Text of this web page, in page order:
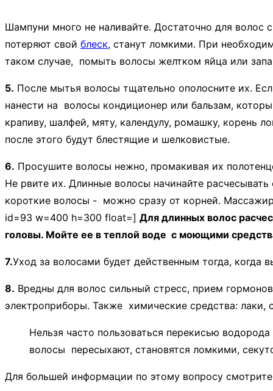
Шампуни много не наливайте. Достаточно для
потеряют свой блеск, станут ломкими. При
таком случае, помыть волосы желтком яйца или
5. После мытья волосы тщательно ополосните их.
нанести на волосы кондиционер или бальзам,
крапиву, шалфей, мяту, календулу, ромашку, корень
после этого будут блестящие и шелковистые.
6. Просушите волосы нежно, промакивая их
Не рвите их. Длинные волосы начинайте
короткие волосы - можно сразу от корней.
id=93 w=400 h=300 float=] Для длинных волос
головы. Мойте ее в теплой воде с моющими
7.Уход за волосами будет действенным тогда, когда
8. Вредны для волос сильный стресс, прием
электроприборы. Также химические средства: лаки,
Нельзя часто пользоваться перекисью
волосы пересыхают, становятся ломкими,
Для большей информации по этому вопросу